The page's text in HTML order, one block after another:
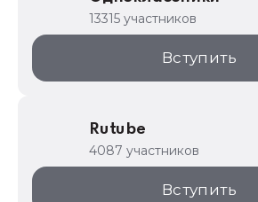
13315 участников
Вступить
Rutube
4087 участников
Вступить